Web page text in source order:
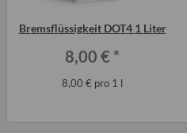
Bremsflüssigkeit DOT4 1 Liter
8,00 € *
8,00 € pro 1 l